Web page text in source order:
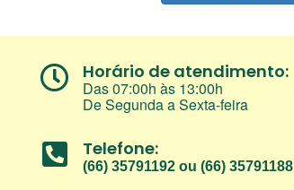
Horário de atendimento:
Das 07:00h às 13:00h
De Segunda a Sexta-feira
Telefone:
(66) 35791192 ou (66) 35791188